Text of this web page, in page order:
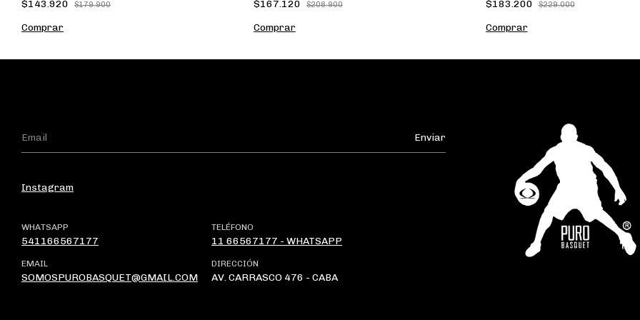
$143.920
$179.900
Comprar
$167.120
$208.900
Comprar
$183.200
$229.000
Comprar
Instagram
WHATSAPP
541166567177
TELÉFONO
11 66567177 - WHATSAPP
EMAIL
SOMOSPUROBASQUET@GMAIL.COM
DIRECCIÓN
AV. CARRASCO 476 - CABA